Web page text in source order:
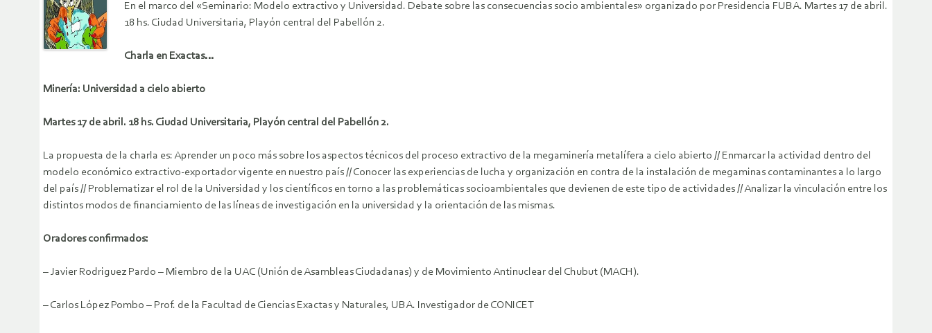
En el marco del «Seminario: Modelo extractivo y Universidad. Debate sobre las consecuencias socio ambientales» organizado por Presidencia FUBA. Martes 17 de abril.
18 hs. Ciudad Universitaria, Playón central del Pabellón 2.
Charla en Exactas…
Minería: Universidad a cielo abierto
Martes 17 de abril. 18 hs. Ciudad Universitaria, Playón central del Pabellón 2.
La propuesta de la charla es: Aprender un poco más sobre los aspectos técnicos del proceso extractivo de la megaminería metalífera a cielo abierto // Enmarcar la actividad dentro del
modelo económico extractivo-exportador vigente en nuestro país // Conocer las experiencias de lucha y organización en contra de la instalación de megaminas contaminantes a lo largo
del país // Problematizar el rol de la Universidad y los científicos en torno a las problemáticas socioambientales que devienen de este tipo de actividades // Analizar la vinculación entre los
distintos modos de financiamiento de las líneas de investigación en la universidad y la orientación de las mismas.
Oradores confirmados:
– Javier Rodriguez Pardo – Miembro de la UAC (Unión de Asambleas Ciudadanas) y de Movimiento Antinuclear del Chubut (MACH).
– Carlos López Pombo – Prof. de la Facultad de Ciencias Exactas y Naturales, UBA. Investigador de CONICET